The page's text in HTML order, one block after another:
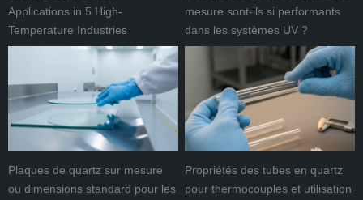
Applications in 5 High-
Temperature Industries
mesure sont-ils si performants
dans les systèmes UV ?
Plaques de quartz sur mesure
ou dimensions standard pour les
Propriétés des tubes en quartz
pour thermocouples et utilisation